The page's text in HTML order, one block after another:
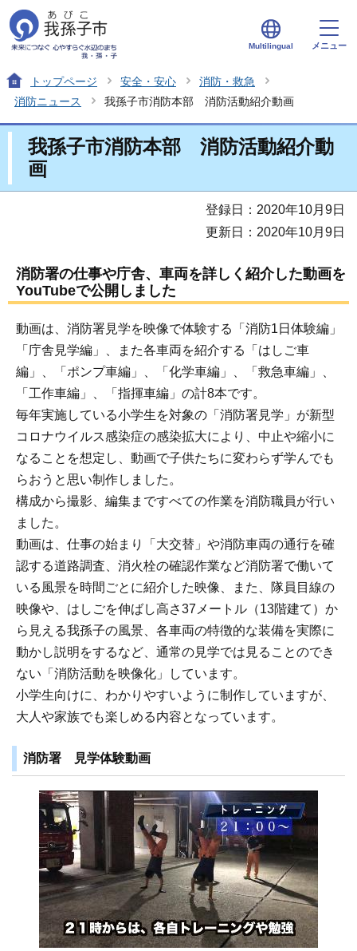
Multilingual メニュー
トップページ 安全・安心
消防・救急
消防ニュース
我孫子市消防本部 消防活動紹介動画
我孫子市消防本部 消防活動紹介動
画
登録日：2020年10月9日
更新日：2020年10月9日
消防署の仕事や庁舎、車両を詳しく紹介した動画を
YouTubeで公開しました
動画は、消防署見学を映像で体験する「消防1日体験編」
「庁舎見学編」、また各車両を紹介する「はしご車
編」、「ポンプ車編」、「化学車編」、「救急車編」、
「工作車編」、「指揮車編」の計8本です。
毎年実施している小学生を対象の「消防署見学」が新型
コロナウイルス感染症の感染拡大により、中止や縮小に
なることを想定し、動画で子供たちに変わらず学んでも
らおうと思い制作しました。
構成から撮影、編集まですべての作業を消防職員が行い
ました。
動画は、仕事の始まり「大交替」や消防車両の通行を確
認する道路調査、消火栓の確認作業など消防署で働いて
いる風景を時間ごとに紹介した映像、また、隊員目線の
映像や、はしごを伸ばし高さ37メートル（13階建て）か
ら見える我孫子の風景、各車両の特徴的な装備を実際に
動かし説明をするなど、通常の見学では見ることのでき
ない「消防活動を映像化」しています。
小学生向けに、わかりやすいように制作していますが、
大人や家族でも楽しめる内容となっています。
消防署 見学体験動画